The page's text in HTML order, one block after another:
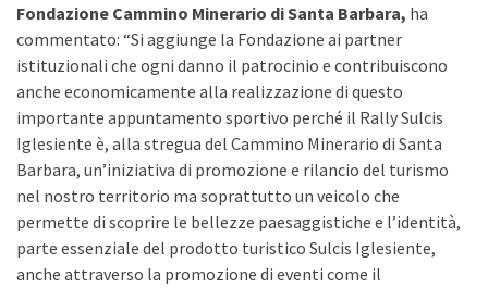
Fondazione Cammino Minerario di Santa Barbara, ha
commentato: “Si aggiunge la Fondazione ai partner
istituzionali che ogni danno il patrocinio e contribuiscono
anche economicamente alla realizzazione di questo
importante appuntamento sportivo perché il Rally Sulcis
Iglesiente è, alla stregua del Cammino Minerario di Santa
Barbara, un’iniziativa di promozione e rilancio del turismo
nel nostro territorio ma soprattutto un veicolo che
permette di scoprire le bellezze paesaggistiche e l’identità,
parte essenziale del prodotto turistico Sulcis Iglesiente,
anche attraverso la promozione di eventi come il